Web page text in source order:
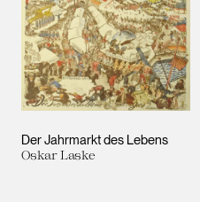
Der Jahrmarkt des Lebens
Oskar Laske